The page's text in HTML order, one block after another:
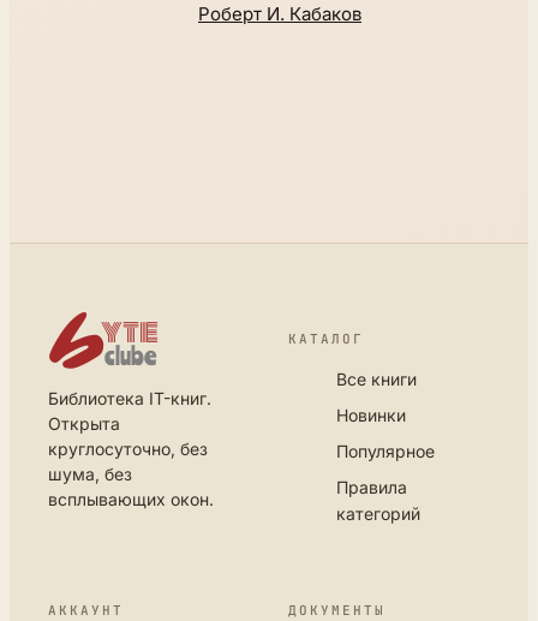
Роберт И. Кабаков
Библиотека IT-книг.
Открыта
круглосуточно, без
шума, без
всплывающих окон.
КАТАЛОГ
Все книги
Новинки
Популярное
Правила
категорий
АККАУНТ ДОКУМЕНТЫ